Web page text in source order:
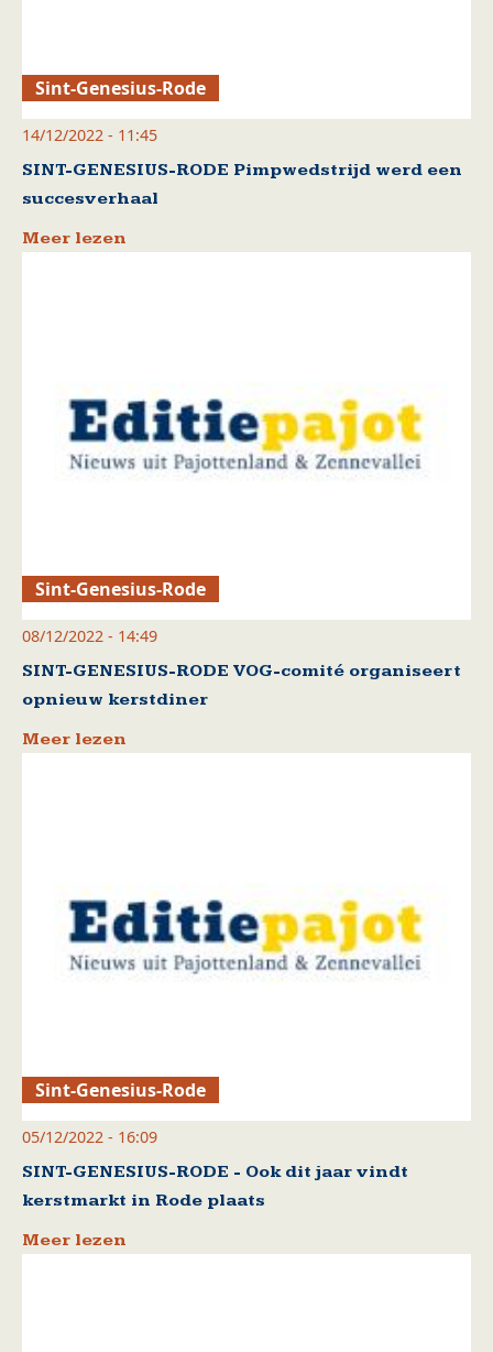
Sint-Genesius-Rode
14/12/2022 - 11:45
SINT-GENESIUS-RODE Pimpwedstrijd werd een
succesverhaal
Meer lezen
Sint-Genesius-Rode
08/12/2022 - 14:49
SINT-GENESIUS-RODE VOG-comité organiseert
opnieuw kerstdiner
Meer lezen
Sint-Genesius-Rode
05/12/2022 - 16:09
SINT-GENESIUS-RODE - Ook dit jaar vindt
kerstmarkt in Rode plaats
Meer lezen